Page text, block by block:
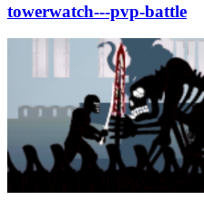
towerwatch---pvp-battle